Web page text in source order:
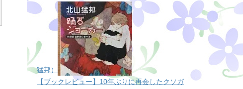
猛邦）
【ブックレビュー】10年ぶりに再会したクソガ